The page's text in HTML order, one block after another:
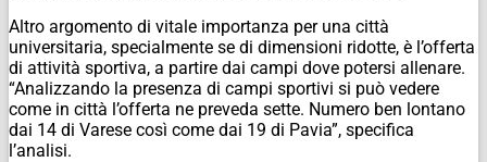
Altro argomento di vitale importanza per una città
universitaria, specialmente se di dimensioni ridotte, è l’offerta
di attività sportiva, a partire dai campi dove potersi allenare.
“Analizzando la presenza di campi sportivi si può vedere
come in città l’offerta ne preveda sette. Numero ben lontano
dai 14 di Varese così come dai 19 di Pavia”, specifica
l’analisi.